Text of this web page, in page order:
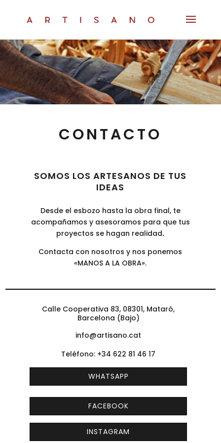
CONTACTO
SOMOS LOS ARTESANOS DE TUS
IDEAS
Desde el esbozo hasta la obra final, te
acompañamos y asesoramos para que tus
proyectos se hagan realidad.
Contacta con nosotros y nos ponemos
«MANOS A LA OBRA».
Calle Cooperativa 83, 08301, Mataró,
Barcelona (Bajo)
info@artisano.cat
Teléfono: +34 622 81 46 17
WHATSAPP
FACEBOOK
INSTAGRAM